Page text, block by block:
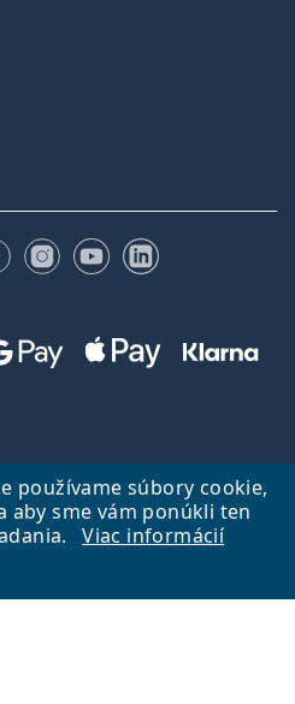
používame súbory cookie,
aby sme vám ponúkli ten
Viac informácií
FacebookuInstagrame
YouTubeLinkedIn
spoločnosť Lentiamo s.r.o., Česká